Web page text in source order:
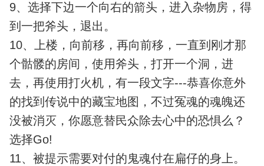
9、选择下边一个向右的箭头，进入杂物房，得
到一把斧头，退出。
10、上楼，向前移，再向前移，一直到刚才那
个骷髅的房间，使用斧头，打开一个洞，进
去，再使用打火机，有一段文字---恭喜你意外
的找到传说中的藏宝地图，不过冤魂的魂魄还
没被消灭，你愿意替民众除去心中的恐惧么？
选择Go!
11、被提示需要对付的鬼魂付在扁仔的身上。